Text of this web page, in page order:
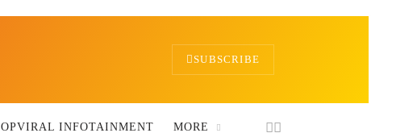
SUBSCRIBE
INFOTAINMENT MORE